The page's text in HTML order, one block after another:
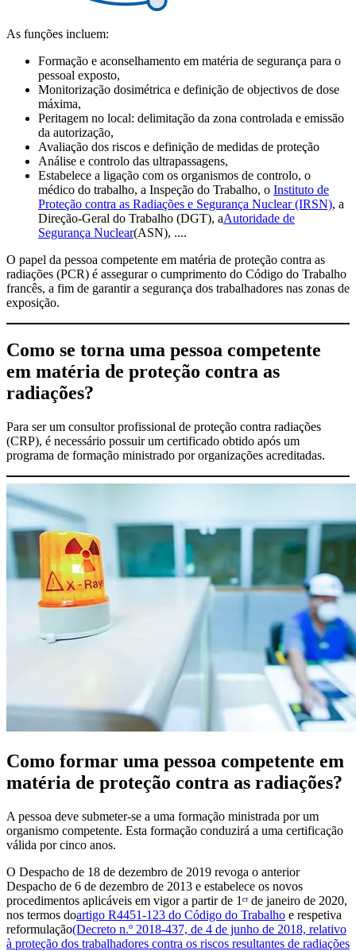
As funções incluem:
Formação e aconselhamento em matéria de segurança para o
pessoal exposto,
Monitorização dosimétrica e definição de objectivos de dose
máxima,
Peritagem no local: delimitação da zona controlada e emissão
da autorização,
Avaliação dos riscos e definição de medidas de proteção
Análise e controlo das ultrapassagens,
Estabelece a ligação com os organismos de controlo, o
médico do trabalho, a Inspeção do Trabalho, o Instituto de
Proteção contra as Radiações e Segurança Nuclear (IRSN), a
Direção-Geral do Trabalho (DGT), aAutoridade de
Segurança Nuclear(ASN), ....
O papel da pessoa competente em matéria de proteção contra as
radiações (PCR) é assegurar o cumprimento do Código do Trabalho
francês, a fim de garantir a segurança dos trabalhadores nas zonas de
exposição.
Como se torna uma pessoa competente
em matéria de proteção contra as
radiações?
Para ser um consultor profissional de proteção contra radiações
(CRP), é necessário possuir um certificado obtido após um
programa de formação ministrado por organizações acreditadas.
Como formar uma pessoa competente em
matéria de proteção contra as radiações?
A pessoa deve submeter-se a uma formação ministrada por um
organismo competente. Esta formação conduzirá a uma certificação
válida por cinco anos.
O Despacho de 18 de dezembro de 2019 revoga o anterior
Despacho de 6 de dezembro de 2013 e estabelece os novos
procedimentos aplicáveis em vigor a partir de 1ᵉʳ de janeiro de 2020,
nos termos doartigo R4451-123 do Código do Trabalho e respetiva
reformulação(Decreto n.º 2018-437, de 4 de junho de 2018, relativo
à proteção dos trabalhadores contra os riscos resultantes de radiações